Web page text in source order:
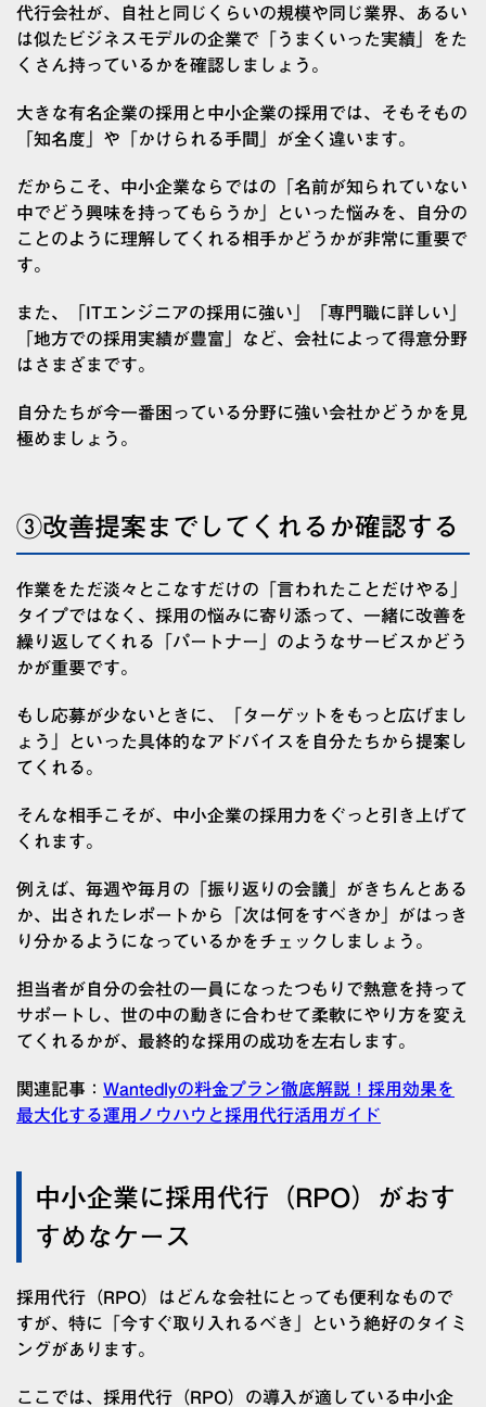
代行会社が、自社と同じくらいの規模や同じ業界、あるい
は似たビジネスモデルの企業で「うまくいった実績」をた
くさん持っているかを確認しましょう。
大きな有名企業の採用と中小企業の採用では、そもそもの
「知名度」や「かけられる手間」が全く違います。
だからこそ、中小企業ならではの「名前が知られていない
中でどう興味を持ってもらうか」といった悩みを、自分の
ことのように理解してくれる相手かどうかが非常に重要で
す。
また、「ITエンジニアの採用に強い」「専門職に詳しい」
「地方での採用実績が豊富」など、会社によって得意分野
はさまざまです。
自分たちが今一番困っている分野に強い会社かどうかを見
極めましょう。
③改善提案までしてくれるか確認する
作業をただ淡々とこなすだけの「言われたことだけやる」
タイプではなく、採用の悩みに寄り添って、一緒に改善を
繰り返してくれる「パートナー」のようなサービスかどう
かが重要です。
もし応募が少ないときに、「ターゲットをもっと広げまし
ょう」といった具体的なアドバイスを自分たちから提案し
てくれる。
そんな相手こそが、中小企業の採用力をぐっと引き上げて
くれます。
例えば、毎週や毎月の「振り返りの会議」がきちんとある
か、出されたレポートから「次は何をすべきか」がはっき
り分かるようになっているかをチェックしましょう。
担当者が自分の会社の一員になったつもりで熱意を持って
サポートし、世の中の動きに合わせて柔軟にやり方を変え
てくれるかが、最終的な採用の成功を左右します。
関連記事： Wantedlyの料金プラン徹底解説！採用効果を
最大化する運用ノウハウと採用代行活用ガイド
中小企業に採用代行（RPO）がおす
すめなケース
採用代行（RPO）はどんな会社にとっても便利なもので
すが、特に「今すぐ取り入れるべき」という絶好のタイミ
ングがあります。
ここでは、採用代行（RPO）の導入が適している中小企